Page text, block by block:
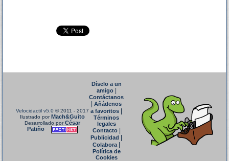
Velocidactil v5.0 © 2011 - 2017
Ilustrado porMach&Guito
Desarrollado porCésar
Patiño
Díselo a un
amigo|
Contáctanos
Añádenos
a favoritos
Términos
legales
Contacto|
Publicidad
Colabora|
Política de
Cookies